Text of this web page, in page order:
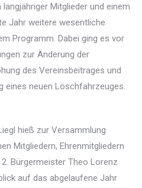
Mitglieder und einem
Jahr weitere wesentliche
Programm. Dabei ging es vor
zur Änderung der
des Vereinsbeitrages und
eines neuen Löschfahrzeuges.
hieß zur Versammlung
Mitgliedern, Ehrenmitgliedern
Bürgermeister Theo Lorenz
auf das abgelaufene Jahr